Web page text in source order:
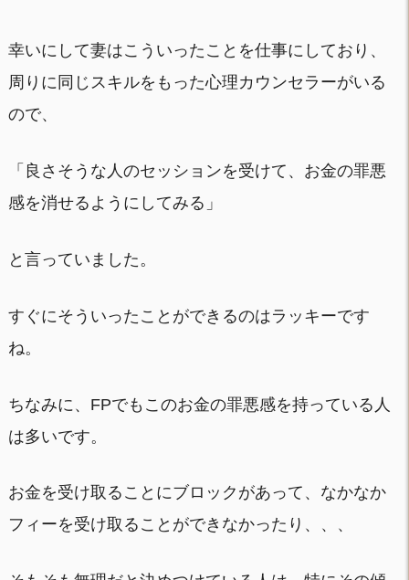
幸いにして妻はこういったことを仕事にしており、
周りに同じスキルをもった心理カウンセラーがいる
ので、
「良さそうな人のセッションを受けて、お金の罪悪
感を消せるようにしてみる」
と言っていました。
すぐにそういったことができるのはラッキーです
ね。
ちなみに、FPでもこのお金の罪悪感を持っている人
は多いです。
お金を受け取ることにブロックがあって、なかなか
フィーを受け取ることができなかったり、、、